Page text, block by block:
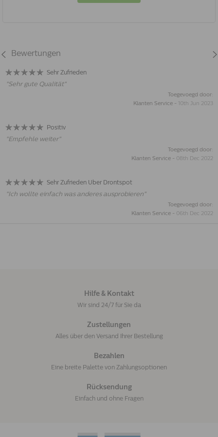
Bewertungen
Sehr Zufrieden
"Sehr gute Qualität"
Toegevoegd door:
Klanten Service - 10th Jun 2023
Positiv
"Empfehle weiter"
Toegevoegd door:
Klanten Service - 08th Dec 2022
Sehr Zufrieden Uber Drontspot
"Ich wollte einfach was anderes ausprobieren"
Toegevoegd door:
Klanten Service - 06th Dec 2022
Hilfe & Kontakt
Wir sind 24/7 für Sie da
Zustellungen
Alles über den Versand Ihrer Bestellung
Bezahlen
Eine breite Palette von Zahlungsoptionen
Rücksendung
Einfach und ohne Fragen